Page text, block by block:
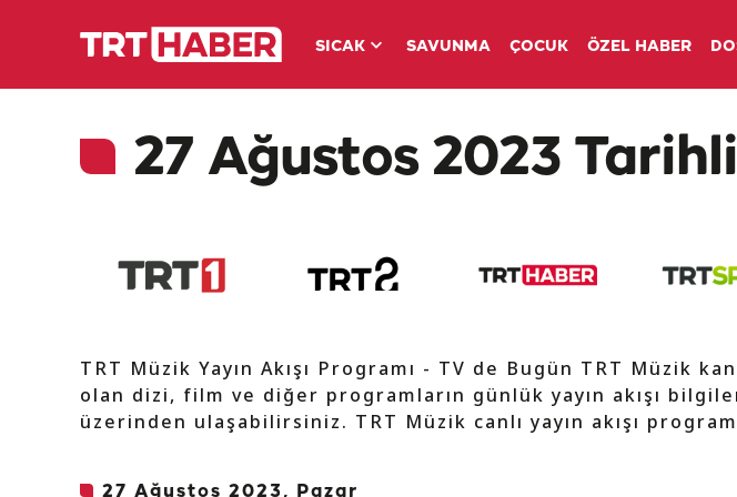
SICAK SAVUNMA ÇOCUK ÖZEL HABER
27 Ağustos 2023 Tarihli
TRT Müzik Yayın Akışı Programı - TV de Bugün TRT Müzik
olan dizi, film ve diğer programların günlük yayın akışı
üzerinden ulaşabilirsiniz. TRT Müzik canlı yayın akışı
27 Ağustos 2023, Pazar